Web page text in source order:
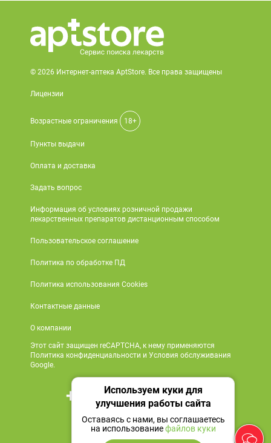
© 2026 Интернет-аптека AptStore. Все права защищены
Лицензии
Возрастные ограничения 18+
Пункты выдачи
Оплата и доставка
Задать вопрос
Информация об условиях розничной продажи
лекарственных препаратов дистанционным способом
Пользовательское соглашение
Политика по обработке ПД
Политика использования Cookies
Контактные данные
О компании
Этот сайт защищен reCAPTCHA, к нему применяются
Политика конфиденциальности и Условия обслуживания
Google.
+7 495 419 18 18
Мы в социальных сетях
Используем куки для
улучшения работы сайта
Оставаясь с нами, вы соглашаетесь
на использованиефайлов куки